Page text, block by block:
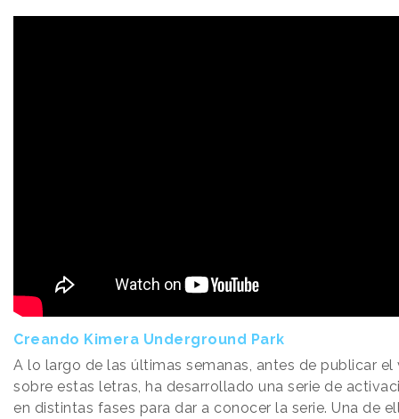
Creando Kimera Underground Park
A lo largo de las últimas semanas, antes de publicar el
sobre estas letras, ha desarrollado una serie de
en distintas fases para dar a conocer la serie. Una de